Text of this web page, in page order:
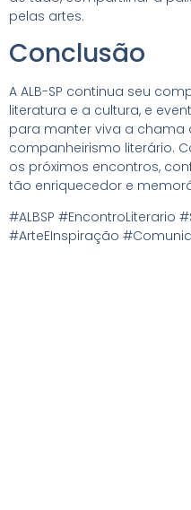
pelas artes.
Conclusão
A ALB-SP continua seu
literatura e a cultura, e
para manter viva a chama
companheirismo literário.
os próximos encontros,
tão enriquecedor e
#ALBSP #EncontroLiterario
#ArteEInspiração